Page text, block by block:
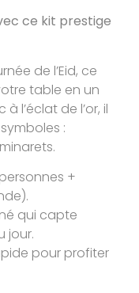
ce kit prestige
de l’Eid, ce
table en un
l’éclat de l’or, il
:
+
qui capte
jour.
pour profiter